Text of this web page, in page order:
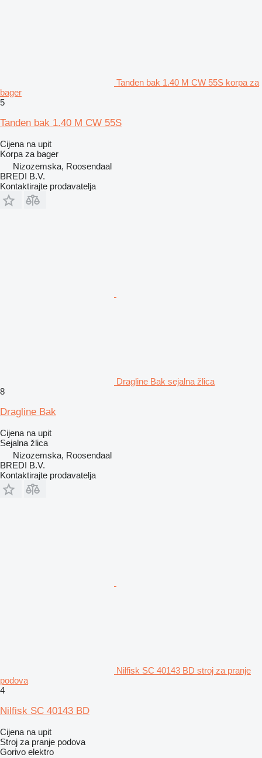
Tanden bak 1.40 M CW 55S korpa za
bager
5
Tanden bak 1.40 M CW 55S
Cijena na upit
Korpa za bager
Nizozemska, Roosendaal
BREDI B.V.
Kontaktirajte prodavatelja
Dragline Bak sejalna žlica
8
Dragline Bak
Cijena na upit
Sejalna žlica
Nizozemska, Roosendaal
BREDI B.V.
Kontaktirajte prodavatelja
Nilfisk SC 40143 BD stroj za pranje
podova
4
Nilfisk SC 40143 BD
Cijena na upit
Stroj za pranje podova
Gorivo elektro